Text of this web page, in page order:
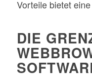
Vorteile bietet
DIE